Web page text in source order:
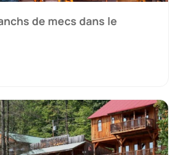
de mecs dans le